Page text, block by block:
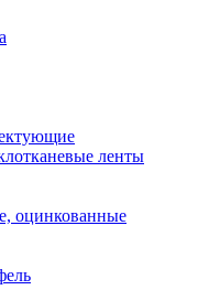
ленты
оцинкованные